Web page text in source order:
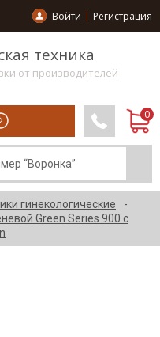
Войти Регистрация
техника
от производителей
гинекологические
Green Series 900 с